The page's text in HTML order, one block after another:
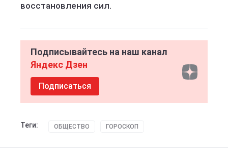
восстановления сил.
Подписывайтесь на наш канал
Яндекс Дзен
Подписаться
Теги: ОБЩЕСТВО ГОРОСКОП